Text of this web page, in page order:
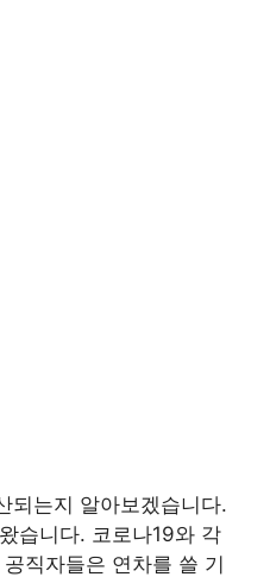
되는지 알아보겠습니다.
습니다. 코로나19와 각
직자들은 연차를 쓸 기